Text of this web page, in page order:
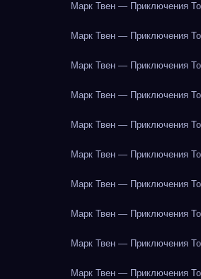
Марк Твен — Приключения
Марк Твен — Приключения
Марк Твен — Приключения
Марк Твен — Приключения
Марк Твен — Приключения
Марк Твен — Приключения
Марк Твен — Приключения
Марк Твен — Приключения
Марк Твен — Приключения
Марк Твен — Приключения